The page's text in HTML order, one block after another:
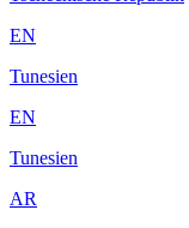
EN
Tunesien
EN
Tunesien
AR